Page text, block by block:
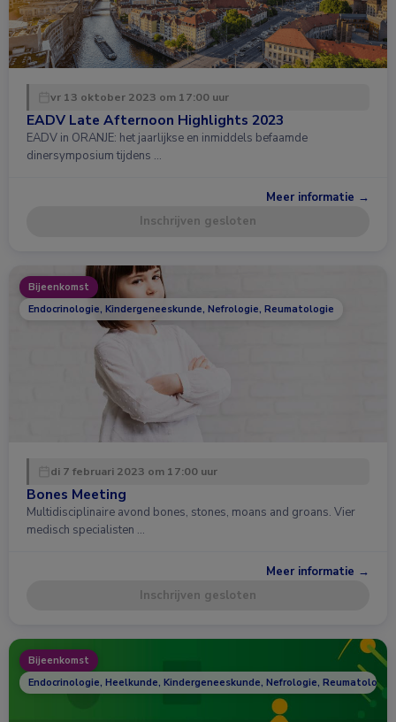
vr 13 oktober 2023 om 17:00 uur
EADV Late Afternoon Highlights 2023
EADV in ORANJE: het jaarlijkse en inmiddels befaamde
dinersymposium tijdens …
Meer informatie →
Inschrijven gesloten
Bijeenkomst
Endocrinologie, Kindergeneeskunde, Nefrologie, Reumatologie
di 7 februari 2023 om 17:00 uur
Bones Meeting
Multidisciplinaire avond bones, stones, moans and groans. Vier
medisch specialisten …
Meer informatie →
Inschrijven gesloten
Bijeenkomst
Endocrinologie, Heelkunde, Kindergeneeskunde, Nefrologie, Reumatologie